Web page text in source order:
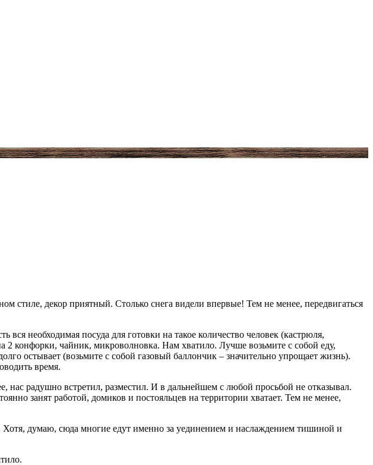
стиле, декор приятный. Столько снега видели впервые! Тем не менее, передвигаться
необходимая посуда для готовки на такое количество человек (кастрюля,
2 конфорки, чайник, микроволновка. Нам хватило. Лучше возьмите с собой еду,
остывает (возьмите с собой газовый баллончик – значительно упрощает жизнь).
время.
радушно встретил, разместил. И в дальнейшем с любой просьбой не отказывал.
занят работой, домиков и постояльцев на территории хватает. Тем не менее,
думаю, сюда многие едут именно за уединением и наслаждением тишиной и